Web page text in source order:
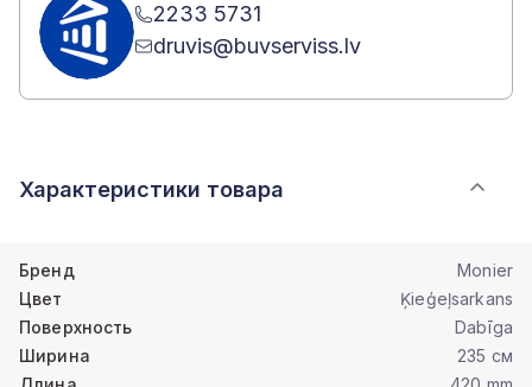
2233 5731
druvis@buvserviss.lv
Характеристики товара
Бренд
Monier
Цвет
Ķieģeļsarkans
Поверхность
Dabīga
Ширина
235 см